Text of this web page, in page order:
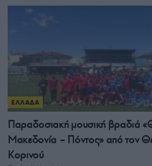
ΕΛΛΑΔΑ
Παραδοσιακή μουσική βραδιά
Μακεδονία – Πόντος» από τον
Κορινού